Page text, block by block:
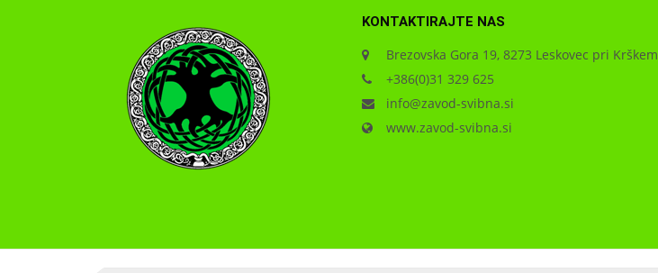
KONTAKTIRAJTE NAS
Brezovska Gora 19, 8273 Leskovec pri Krškem
+386(0)31 329 625
info@zavod-svibna.si
www.zavod-svibna.si